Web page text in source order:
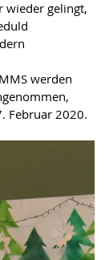
wieder gelingt,
werden
Februar 2020.